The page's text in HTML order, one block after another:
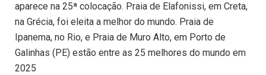
aparece na 25ª colocação. Praia de Elafonissi, em Creta,
na Grécia, foi eleita a melhor do mundo. Praia de
Ipanema, no Rio, e Praia de Muro Alto, em Porto de
Galinhas (PE) estão entre as 25 melhores do mundo em
2025